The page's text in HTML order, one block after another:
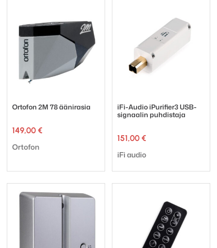
Ortofon 2M 78 äänirasia
149,00 €
Tuotemerkki:
Ortofon
iFi-Audio iPurifier3 USB-
signaalin puhdistaja
151,00 €
Tuotemerkki:
iFi audio